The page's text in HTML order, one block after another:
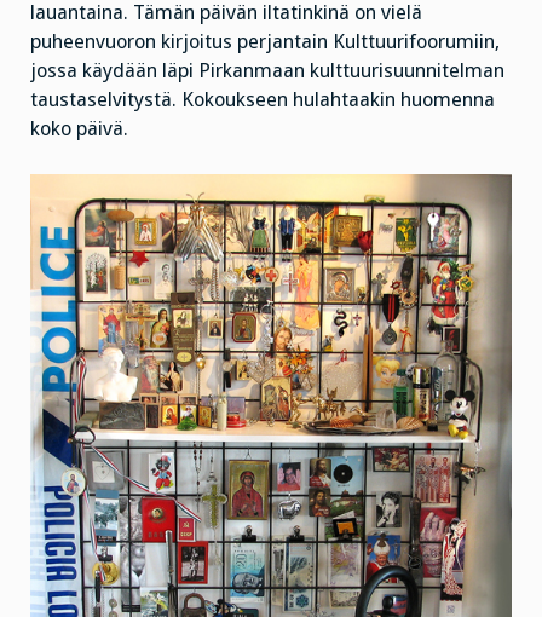
lauantaina. Tämän päivän iltatinkinä on vielä
puheenvuoron kirjoitus perjantain Kulttuurifoorumiin,
jossa käydään läpi Pirkanmaan kulttuurisuunnitelman
taustaselvitystä. Kokoukseen hulahtaakin huomenna
koko päivä.